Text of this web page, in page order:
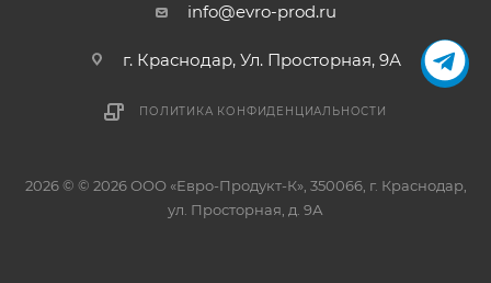
info@evro-prod.ru
г. Краснодар, ​Ул. Просторная, 9А
ПОЛИТИКА КОНФИДЕНЦИАЛЬНОСТИ
2026 © © 2026 ООО «Евро-Продукт-К», 350066, г. Краснодар,
ул. Просторная, д. 9А